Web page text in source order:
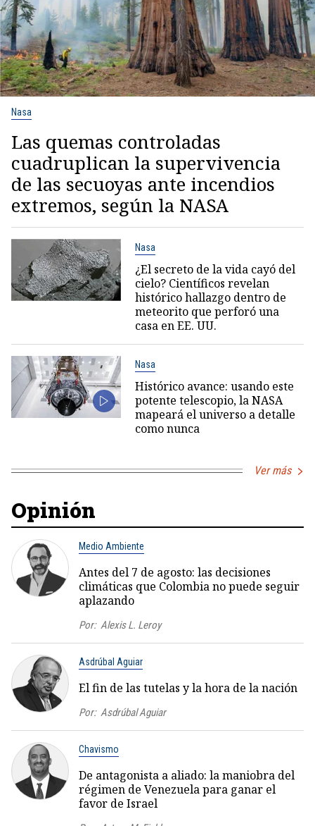
Nasa
Las quemas controladas
cuadruplican la supervivencia
de las secuoyas ante incendios
extremos, según la NASA
Nasa
¿El secreto de la vida cayó del
cielo? Científicos revelan
histórico hallazgo dentro de
meteorito que perforó una
casa en EE. UU.
Nasa
Histórico avance: usando este
potente telescopio, la NASA
mapeará el universo a detalle
como nunca
Ver más
Opinión
Medio Ambiente
Antes del 7 de agosto: las decisiones
climáticas que Colombia no puede seguir
aplazando
Por: Alexis L. Leroy
Asdrúbal Aguiar
El fin de las tutelas y la hora de la nación
Por: Asdrúbal Aguiar
Chavismo
De antagonista a aliado: la maniobra del
régimen de Venezuela para ganar el
favor de Israel